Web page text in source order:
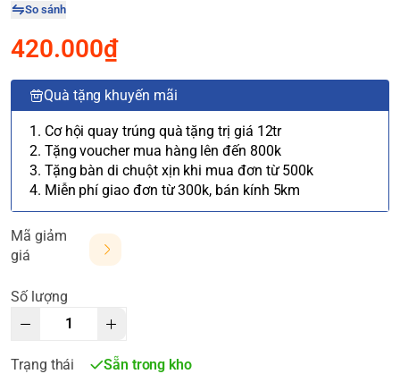
So sánh
420.000₫
Quà tặng khuyến mãi
1. Cơ hội quay trúng quà tặng trị giá 12tr
2. Tặng voucher mua hàng lên đến 800k
3. Tặng bàn di chuột xịn khi mua đơn từ 500k
4. Miễn phí giao đơn từ 300k, bán kính 5km
Mã giảm
giá
Số lượng
Trạng thái Sẵn trong kho